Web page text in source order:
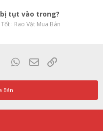
tụt vào trong?
: Rao Vặt Mua Bán
Tumblr WhatsApp
Email
Bán